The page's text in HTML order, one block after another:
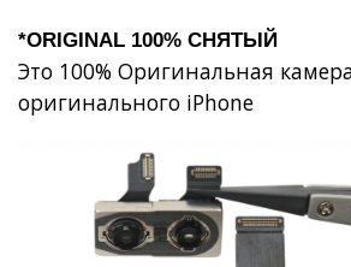
*ORIGINAL 100% СНЯТЫЙ
Это 100% Оригинальная
оригинального iPhone